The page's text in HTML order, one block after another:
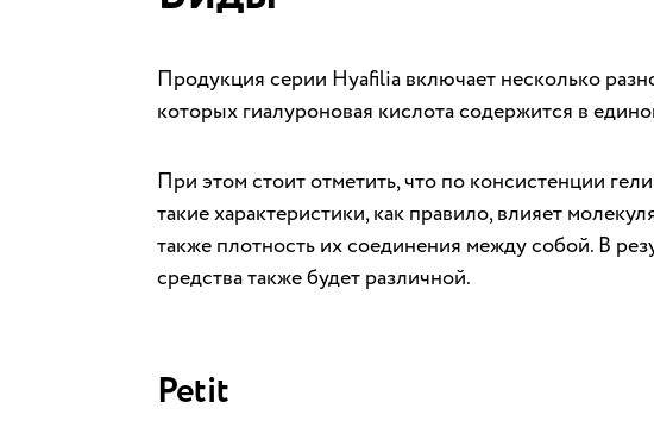
Продукция серии Hyafilia включает несколько
которых гиалуроновая кислота содержится в
При этом стоит отметить, что по консистенции
такие характеристики, как правило, влияет
также плотность их соединения между собой. В
средства также будет различной.
Petit